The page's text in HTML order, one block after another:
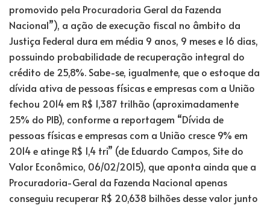
promovido pela Procuradoria Geral da Fazenda
Nacional”), a ação de execução fiscal no âmbito da
Justiça Federal dura em média 9 anos, 9 meses e 16 dias,
possuindo probabilidade de recuperação integral do
crédito de 25,8%. Sabe-se, igualmente, que o estoque da
dívida ativa de pessoas físicas e empresas com a União
fechou 2014 em R$ 1,387 trilhão (aproximadamente
25% do PIB), conforme a reportagem “Dívida de
pessoas físicas e empresas com a União cresce 9% em
2014 e atinge R$ 1,4 tri” (de Eduardo Campos, Site do
Valor Econômico, 06/02/2015), que aponta ainda que a
Procuradoria-Geral da Fazenda Nacional apenas
conseguiu recuperar R$ 20,638 bilhões desse valor junto